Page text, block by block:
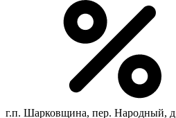
г.п. Шарковщина, пер. Народный,